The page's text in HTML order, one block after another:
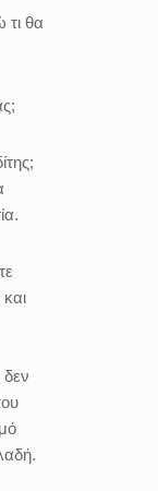
τι θα